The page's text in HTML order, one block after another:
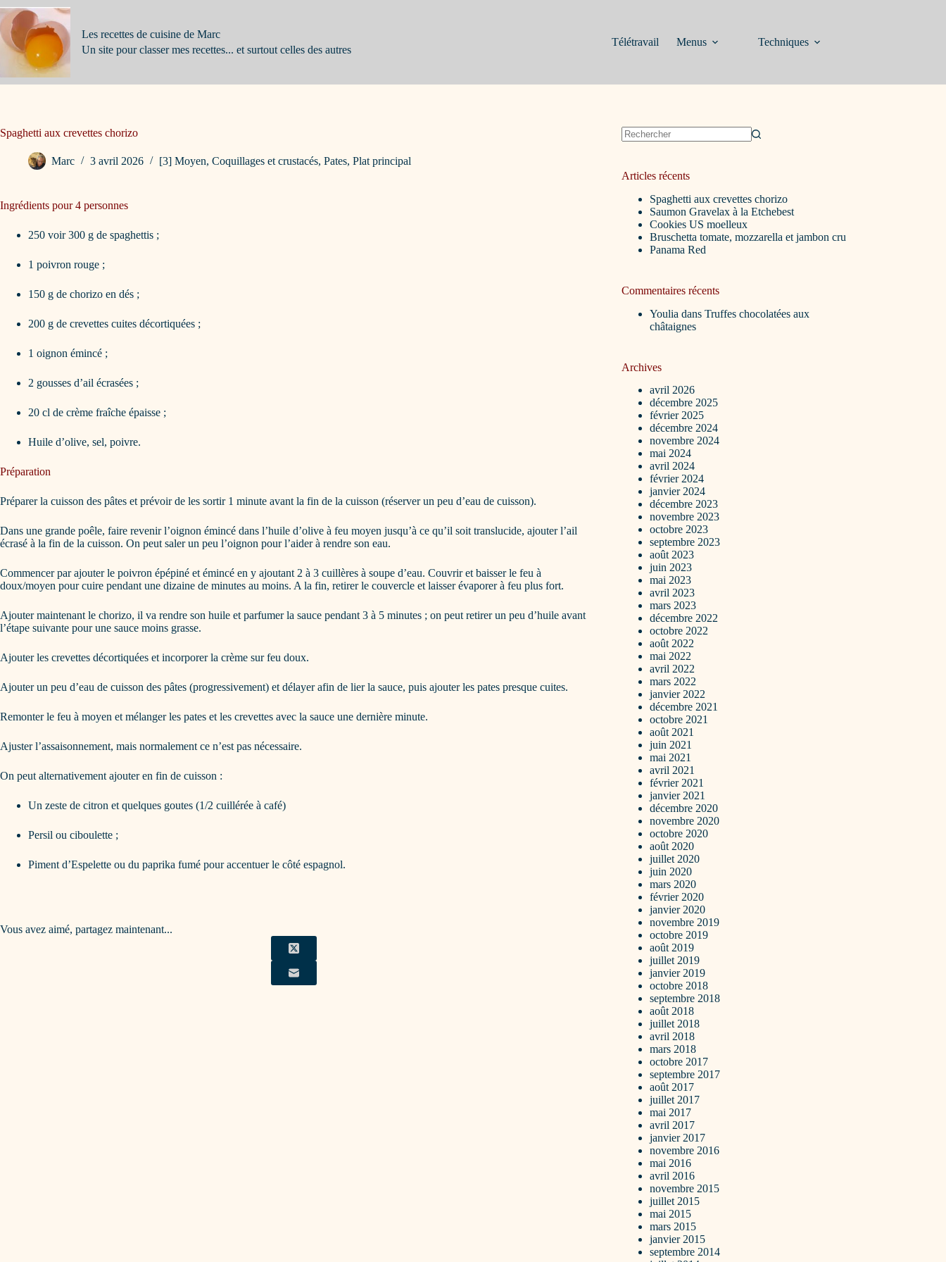
Passer
au
contenu
Les recettes de cuisine de Marc
Un site pour classer mes recettes... et surtout celles des autres
Télétravail Menus Techniques
Spaghetti aux crevettes chorizo
Marc 3 avril 2026 [3] Moyen, Coquillages et crustacés, Pates, Plat principal
Ingrédients pour 4 personnes
250 voir 300 g de spaghettis ;
1 poivron rouge ;
150 g de chorizo en dés ;
200 g de crevettes cuites décortiquées ;
1 oignon émincé ;
2 gousses d’ail écrasées ;
20 cl de crème fraîche épaisse ;
Huile d’olive, sel, poivre.
Préparation
Préparer la cuisson des pâtes et prévoir de les sortir 1 minute avant la fin de la cuisson (réserver un peu d’eau de cuisson).
Dans une grande poêle, faire revenir l’oignon émincé dans l’huile d’olive à feu moyen jusqu’à ce qu’il soit translucide, ajouter l’ail
écrasé à la fin de la cuisson. On peut saler un peu l’oignon pour l’aider à rendre son eau.
Commencer par ajouter le poivron épépiné et émincé en y ajoutant 2 à 3 cuillères à soupe d’eau. Couvrir et baisser le feu à
doux/moyen pour cuire pendant une dizaine de minutes au moins. A la fin, retirer le couvercle et laisser évaporer à feu plus fort.
Ajouter maintenant le chorizo, il va rendre son huile et parfumer la sauce pendant 3 à 5 minutes ; on peut retirer un peu d’huile avant
l’étape suivante pour une sauce moins grasse.
Ajouter les crevettes décortiquées et incorporer la crème sur feu doux.
Ajouter un peu d’eau de cuisson des pâtes (progressivement) et délayer afin de lier la sauce, puis ajouter les pates presque cuites.
Remonter le feu à moyen et mélanger les pates et les crevettes avec la sauce une dernière minute.
Ajuster l’assaisonnement, mais normalement ce n’est pas nécessaire.
On peut alternativement ajouter en fin de cuisson :
Un zeste de citron et quelques goutes (1/2 cuillérée à café)
Persil ou ciboulette ;
Piment d’Espelette ou du paprika fumé pour accentuer le côté espagnol.
Vous avez aimé, partagez maintenant...
Articles récents
Spaghetti aux crevettes chorizo
Saumon Gravelax à la Etchebest
Cookies US moelleux
Bruschetta tomate, mozzarella et jambon cru
Panama Red
Commentaires récents
Youlia dansTruffes chocolatées aux
châtaignes
Archives
avril 2026
décembre 2025
février 2025
décembre 2024
novembre 2024
mai 2024
avril 2024
février 2024
janvier 2024
décembre 2023
novembre 2023
octobre 2023
septembre 2023
août 2023
juin 2023
mai 2023
avril 2023
mars 2023
décembre 2022
octobre 2022
août 2022
mai 2022
avril 2022
mars 2022
janvier 2022
décembre 2021
octobre 2021
août 2021
juin 2021
mai 2021
avril 2021
février 2021
janvier 2021
décembre 2020
novembre 2020
octobre 2020
août 2020
juillet 2020
juin 2020
mars 2020
février 2020
janvier 2020
novembre 2019
octobre 2019
août 2019
juillet 2019
janvier 2019
octobre 2018
septembre 2018
août 2018
juillet 2018
avril 2018
mars 2018
octobre 2017
septembre 2017
août 2017
juillet 2017
mai 2017
avril 2017
janvier 2017
novembre 2016
mai 2016
avril 2016
novembre 2015
juillet 2015
mai 2015
mars 2015
janvier 2015
septembre 2014